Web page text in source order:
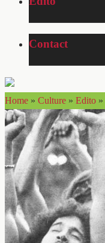
Contact
Home » Culture » Edito »